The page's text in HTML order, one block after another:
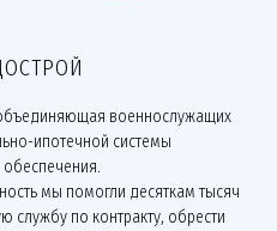
военнослужащих
ипотечной системы
мы помогли десяткам тысяч
службу по контракту, обрести